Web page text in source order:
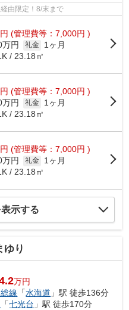
由限定！8/末まで
円 (管理費等：7,000円 )
万円 礼金
1ヶ月
/ 23.18㎡
円 (管理費等：7,000円 )
万円 礼金
1ヶ月
/ 23.18㎡
円 (管理費等：7,000円 )
万円 礼金
1ヶ月
/ 23.18㎡
示する
ゆり
万円
線 「水海道 」駅 徒歩136分
「七光台 」駅 徒歩170分